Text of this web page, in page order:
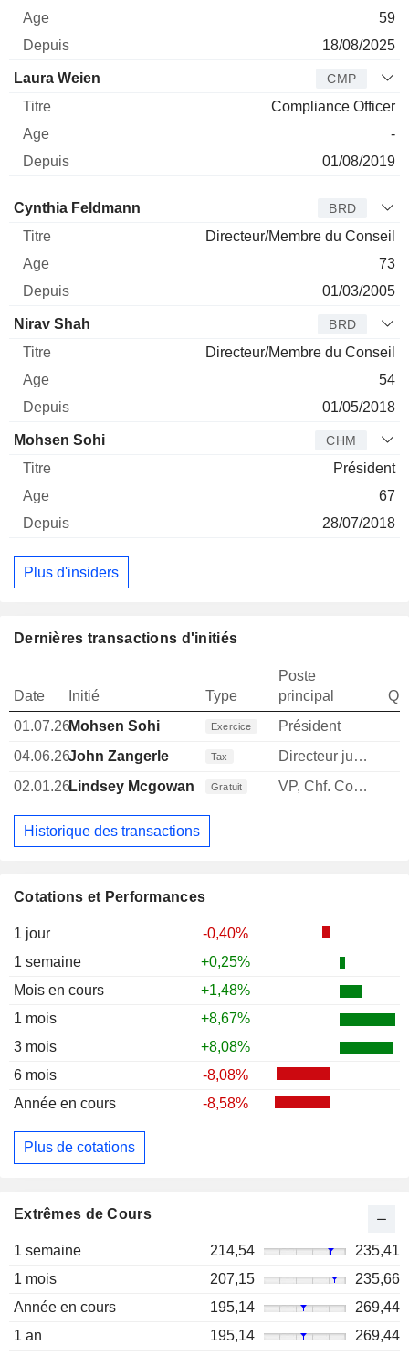
Cotations et Performances
1 jour
-0,40%
1 semaine
+0,25%
Mois en cours
+1,48%
1 mois
+8,67%
3 mois
+8,08%
6 mois
-8,08%
Année en cours
-8,58%
Plus de cotations
Extrêmes de Cours
1 semaine 214,54
235,41
1 mois
207,15
235,66
Année en cours
195,14
269,44
1 an
195,14
269,44
59
18/08/2025
Laura Weien CMP
Compliance Officer
-
01/08/2019
Administrateur Titre
Cynthia Feldmann BRD
Directeur/Membre du Conseil
73
01/03/2005
Nirav Shah BRD
Directeur/Membre du Conseil
54
01/05/2018
Mohsen Sohi CHM
Président
67
28/07/2018
Plus d'insiders
Dernières transactions d'initiés
Date Initié Type
Poste
principal
01.07.26Mohsen Sohi Exercice Président
04.06.26John Zangerle Tax
Directeur juridique
02.01.26Lindsey Mcgowan Gratuit VP, Chf. Comp. & Quality Offc.
Historique des transactions